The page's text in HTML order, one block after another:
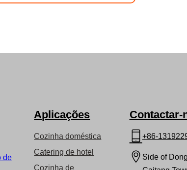
de
Aplicações
Cozinha doméstica
Catering de hotel
Cozinha de
Contactar-
+86-
Side of